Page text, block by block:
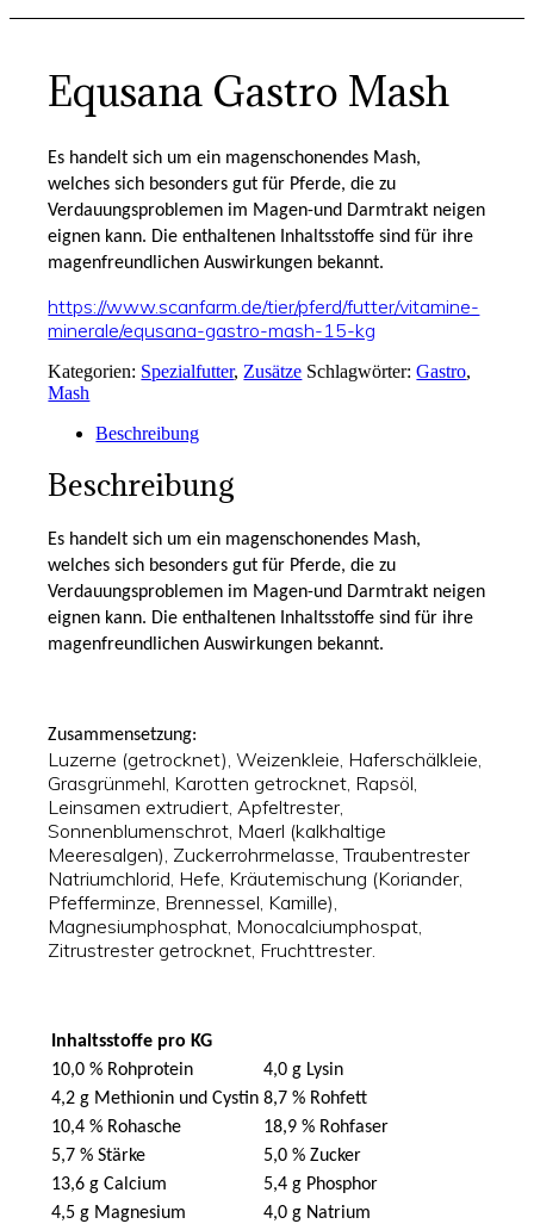
Equsana Gastro Mash
Es handelt sich um ein magenschonendes Mash,
welches sich besonders gut für Pferde, die zu
Verdauungsproblemen im Magen-und Darmtrakt neigen
eignen kann. Die enthaltenen Inhaltsstoffe sind für ihre
magenfreundlichen Auswirkungen bekannt.
https://www.scanfarm.de/tier/pferd/futter/vitamine-
minerale/equsana-gastro-mash-15-kg
Kategorien: Spezialfutter, Zusätze Schlagwörter:Gastro,
Mash
Beschreibung
Beschreibung
Es handelt sich um ein magenschonendes Mash,
welches sich besonders gut für Pferde, die zu
Verdauungsproblemen im Magen-und Darmtrakt neigen
eignen kann. Die enthaltenen Inhaltsstoffe sind für ihre
magenfreundlichen Auswirkungen bekannt.
Zusammensetzung:
Luzerne (getrocknet), Weizenkleie, Haferschälkleie,
Grasgrünmehl, Karotten getrocknet, Rapsöl,
Leinsamen extrudiert, Apfeltrester,
Sonnenblumenschrot, Maerl (kalkhaltige
Meeresalgen), Zuckerrohrmelasse, Traubentrester
Natriumchlorid, Hefe, Kräutemischung (Koriander,
Pfefferminze, Brennessel, Kamille),
Magnesiumphosphat, Monocalciumphospat,
Zitrustrester getrocknet, Fruchttrester.
Inhaltsstoffe pro KG
10,0 % Rohprotein
4,0 g Lysin
4,2 g Methionin und Cystin 8,7 % Rohfett
10,4 % Rohasche
18,9 % Rohfaser
5,7 % Stärke
5,0 % Zucker
13,6 g Calcium
5,4 g Phosphor
4,5 g Magnesium
4,0 g Natrium